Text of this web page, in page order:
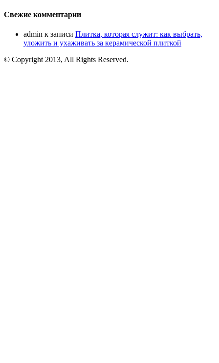
Свежие комментарии
admin к записи Плитка, которая служит: как выбрать,
уложить и ухаживать за керамической плиткой
© Copyright 2013, All Rights Reserved.